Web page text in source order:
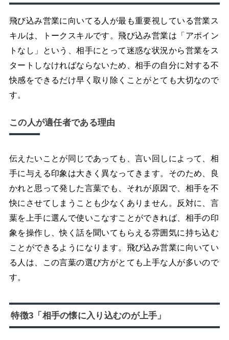
飛び込み営業に向いてる人が最も重要視している営業ス
キルは、トークスキルです。飛び込み営業は「アポイン
トなし」という、相手にとって迷惑な状況から営業をス
タートしなければならないため、相手の自分に対する不
快感をできるだけ早く取り除くことがとても大切なので
す。
この人が適任者である理由
伝えたいことが同じであっても、言い回しによって、相
手に与える印象は大きく異なってきます。そのため、良
かれと思って発した言葉でも、それが原因で、相手を不
快にさせてしまうことも少なくありません。反対に、言
葉を上手に選んで使いこなすことができれば、相手の印
象を操作し、快く話を聞いてもらえる雰囲気に持ち込む
ことができるようになります。飛び込み営業に向いてい
る人は、この言葉の選び方がとても上手な人が多いので
す。
特徴3「相手の懐に入り込むのが上手」